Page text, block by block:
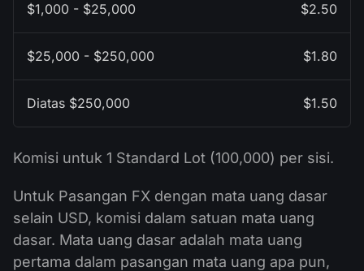
$1,000 - $25,000 $2.50
$25,000 - $250,000 $1.80
Diatas $250,000 $1.50
Komisi untuk 1 Standard Lot (100,000) per sisi.
Untuk Pasangan FX dengan mata uang dasar
selain USD, komisi dalam satuan mata uang
dasar. Mata uang dasar adalah mata uang
pertama dalam pasangan mata uang apa pun,